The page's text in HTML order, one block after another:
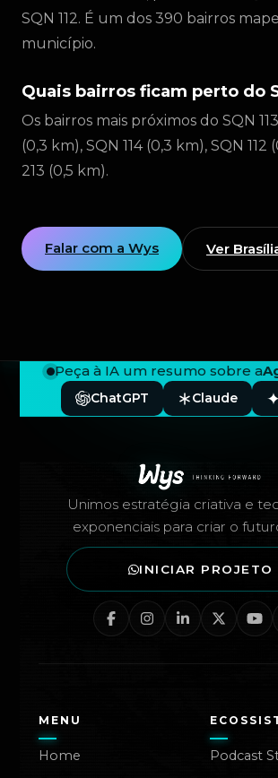
SQN 112. É um dos 390 bairros
município.
Quais bairros ficam perto do
Os bairros mais próximos do SQN
(0,3 km), SQN 114 (0,3 km), SQN 112
213 (0,5 km).
Falar com a Wys Ver
Peça à IA um resumo sobre a
ChatGPT Claude
Unimos estratégia criativa e
exponenciais para criar o
INICIAR PROJETO
MENU
Home
Podcast